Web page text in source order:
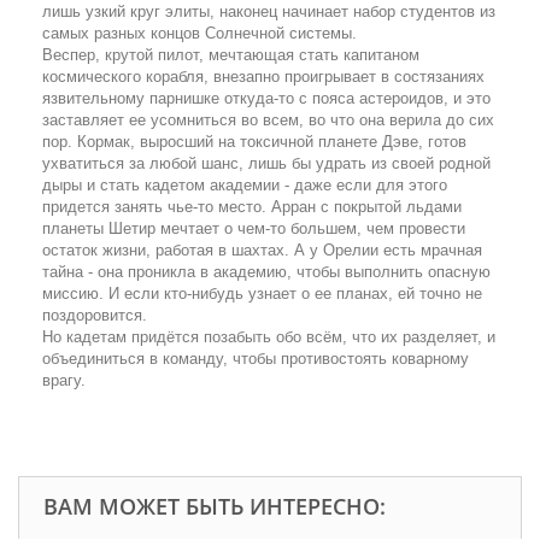
лишь узкий круг элиты, наконец начинает набор студентов из
самых разных концов Солнечной системы.
Веспер, крутой пилот, мечтающая стать капитаном
космического корабля, внезапно проигрывает в состязаниях
язвительному парнишке откуда-то с пояса астероидов, и это
заставляет ее усомниться во всем, во что она верила до сих
пор. Кормак, выросший на токсичной планете Дэве, готов
ухватиться за любой шанс, лишь бы удрать из своей родной
дыры и стать кадетом академии - даже если для этого
придется занять чье-то место. Арран с покрытой льдами
планеты Шетир мечтает о чем-то большем, чем провести
остаток жизни, работая в шахтах. А у Орелии есть мрачная
тайна - она проникла в академию, чтобы выполнить опасную
миссию. И если кто-нибудь узнает о ее планах, ей точно не
поздоровится.
Но кадетам придётся позабыть обо всём, что их разделяет, и
объединиться в команду, чтобы противостоять коварному
врагу.
ВАМ МОЖЕТ БЫТЬ ИНТЕРЕСНО: